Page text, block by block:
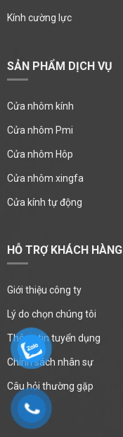
Kính cường lực
SẢN PHẨM DỊCH VỤ
Cửa nhôm kính
Cửa nhôm Pmi
Cửa nhôm Hôp
Cửa nhôm xingfa
Cửa kính tự động
HỖ TRỢ KHÁCH HÀNG
Giới thiệu công ty
Lý do chọn chúng tôi
Thông tin tuyển dụng
Chính sách nhân sự
Câu hỏi thường gặp